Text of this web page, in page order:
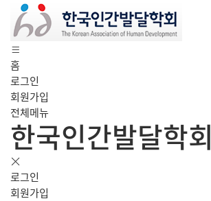
홈
로그인
회원가입
전체메뉴
한국인간발달학회
로그인
회원가입